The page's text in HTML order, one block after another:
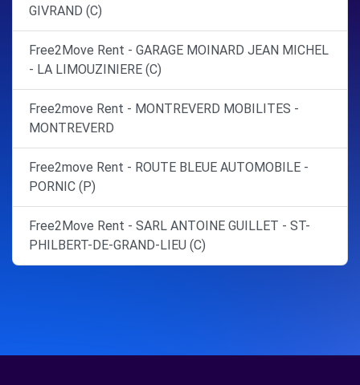
GIVRAND (C)
Free2Move Rent - GARAGE MOINARD JEAN MICHEL
- LA LIMOUZINIERE (C)
Free2move Rent - MONTREVERD MOBILITES -
MONTREVERD
Free2move Rent - ROUTE BLEUE AUTOMOBILE -
PORNIC (P)
Free2Move Rent - SARL ANTOINE GUILLET - ST-
PHILBERT-DE-GRAND-LIEU (C)